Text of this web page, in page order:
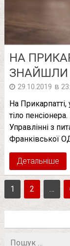
НА
ЗНАЙШЛИ
29.10.2019 в
На
тіло
Управлінні з
Франківської
Детальніше
1 2 …
Пошук